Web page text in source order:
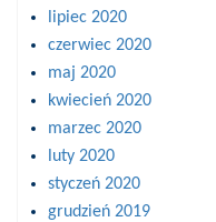
lipiec 2020
czerwiec 2020
maj 2020
kwiecień 2020
marzec 2020
luty 2020
styczeń 2020
grudzień 2019